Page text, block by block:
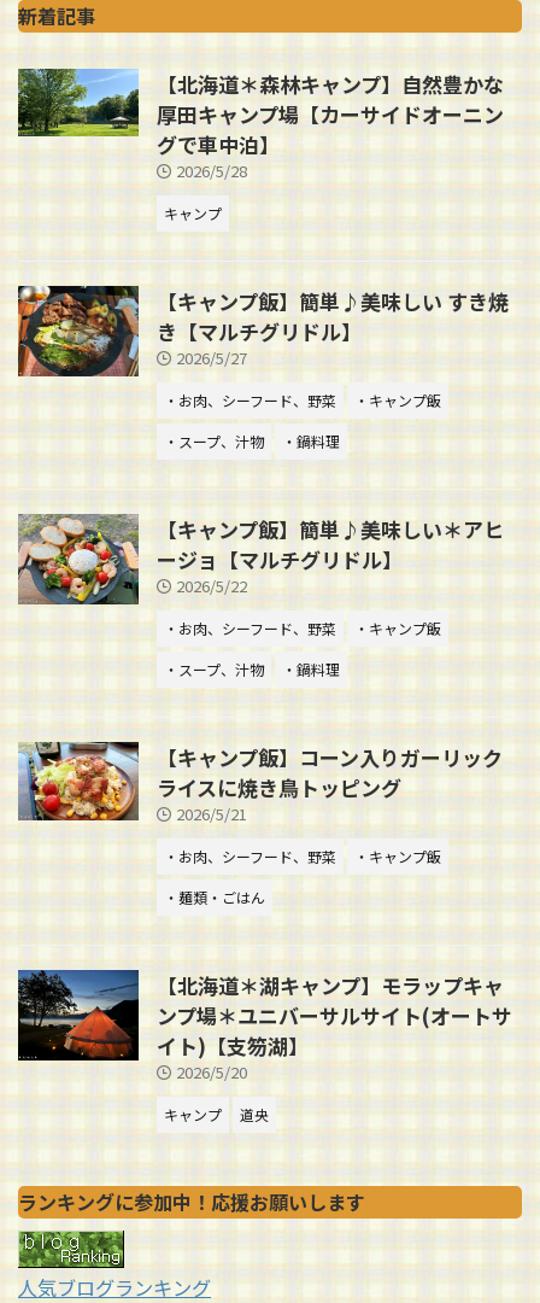
新着記事
【北海道＊森林キャンプ】自然豊かな
厚田キャンプ場【カーサイドオーニン
グで車中泊】
2026/5/28
キャンプ
【キャンプ飯】簡単♪美味しい すき焼
き【マルチグリドル】
2026/5/27
・お肉、シーフード、野菜
・キャンプ飯
・スープ、汁物
・鍋料理
【キャンプ飯】簡単♪美味しい＊アヒ
ージョ【マルチグリドル】
2026/5/22
・お肉、シーフード、野菜
・キャンプ飯
・スープ、汁物
・鍋料理
【キャンプ飯】コーン入りガーリック
ライスに焼き鳥トッピング
2026/5/21
・お肉、シーフード、野菜
・キャンプ飯
・麺類・ごはん
【北海道＊湖キャンプ】モラップキャ
ンプ場＊ユニバーサルサイト(オートサ
イト)【支笏湖】
2026/5/20
キャンプ 道央
ランキングに参加中！応援お願いします
人気ブログランキング